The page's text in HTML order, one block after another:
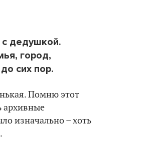
с дедушкой.
город,
сих пор.
Помню этот
архивные
изначально – хоть